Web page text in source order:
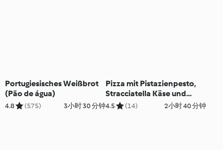
Portugiesisches Weißbrot
(Pão de água)
4.8 (575) 3小时 30 分钟
Pizza mit Pistazienpesto,
Stracciatella Käse und
Mortadella
4.5 (14) 2小时 40 分钟